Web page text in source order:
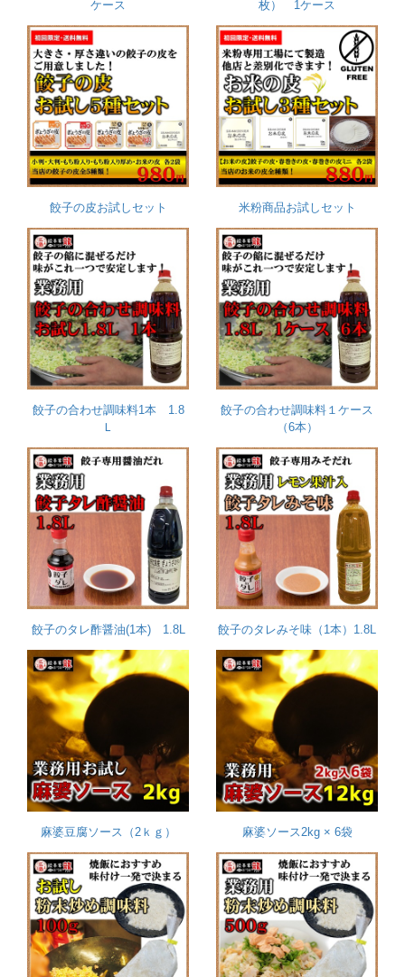
ケース 枚） 1ケース
餃子の皮お試しセット 米粉商品お試しセット
餃子の合わせ調味料1本 1.8
Ｌ
餃子の合わせ調味料１ケース
（6本）
餃子のタレ酢醤油(1本) 1.8L 餃子のタレみそ味（1本）1.8L
麻婆豆腐ソース（2ｋｇ） 麻婆ソース2kg × 6袋